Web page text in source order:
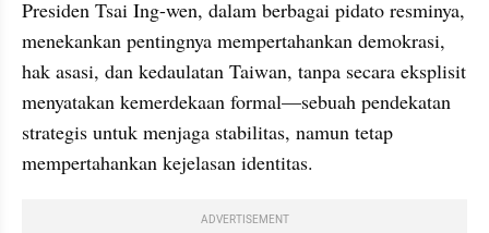
Presiden Tsai Ing-wen, dalam berbagai pidato resminya,
menekankan pentingnya mempertahankan demokrasi,
hak asasi, dan kedaulatan Taiwan, tanpa secara eksplisit
menyatakan kemerdekaan formal—sebuah pendekatan
strategis untuk menjaga stabilitas, namun tetap
mempertahankan kejelasan identitas.
ADVERTISEMENT